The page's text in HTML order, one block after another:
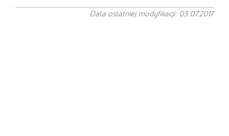
Data ostatniej modyfikacji: 03.07.2017